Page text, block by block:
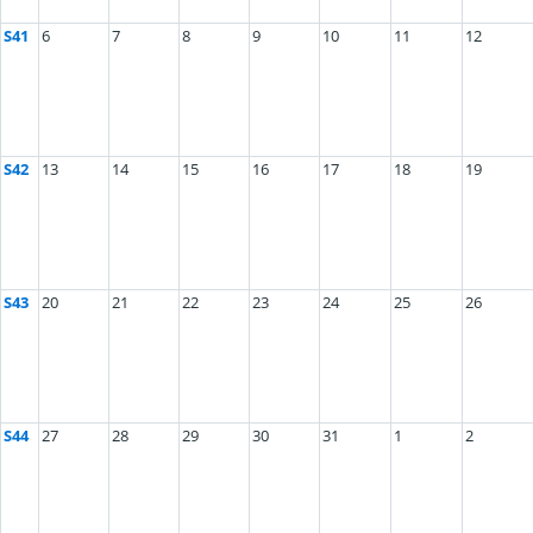
S41 6 7 8 9 10 11 12
S42 13 14 15 16 17 18 19
S43 20 21 22 23 24 25 26
S44 27 28 29 30 31 1 2